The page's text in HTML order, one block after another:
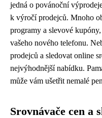
jedná o povánoční
k výročí prodejců. Mnoho
programy a slevové
vašeho nového telefonu.
prodejců a sledovat online
nejvýhodnější nabídku.
může vám ušetřit nemalé
Srovnávače cen a